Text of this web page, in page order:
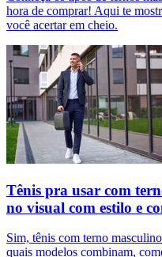
hora de comprar! Aqui te
você acertar em cheio.
Tênis pra usar com
no visual com estilo e
Sim, tênis com terno
quais modelos combinam,